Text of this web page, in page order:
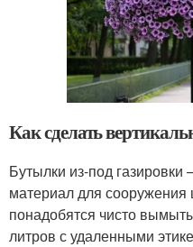
Как сделать
Бутылки из-под
материал для
понадобятся чисто
литров с удаленными